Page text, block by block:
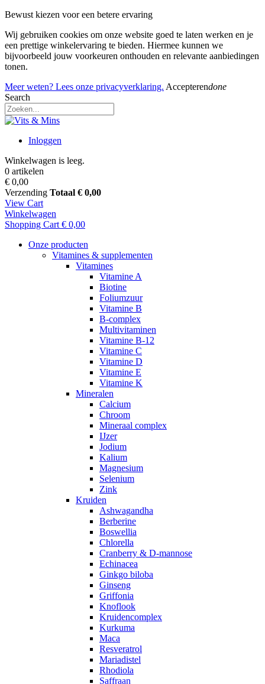
Bewust kiezen voor een betere ervaring
Wij gebruiken cookies om onze website goed te laten werken en je
een prettige winkelervaring te bieden. Hiermee kunnen we
bijvoorbeeld jouw voorkeuren onthouden en relevante aanbiedingen
tonen.
Meer weten? Lees onze privacyverklaring. Accepterendone
Search
Inloggen
Winkelwagen is leeg.
0 artikelen
€ 0,00
Verzending Totaal € 0,00
View Cart
Winkelwagen
Shopping Cart € 0,00
Onze producten
Vitamines & supplementen
Vitamines
Vitamine A
Biotine
Foliumzuur
Vitamine B
B-complex
Multivitaminen
Vitamine B-12
Vitamine C
Vitamine D
Vitamine E
Vitamine K
Mineralen
Calcium
Chroom
Mineraal complex
IJzer
Jodium
Kalium
Magnesium
Selenium
Zink
Kruiden
Ashwagandha
Berberine
Boswellia
Chlorella
Cranberry & D-mannose
Echinacea
Ginkgo biloba
Ginseng
Griffonia
Knoflook
Kruidencomplex
Kurkuma
Maca
Resveratrol
Mariadistel
Rhodiola
Saffraan